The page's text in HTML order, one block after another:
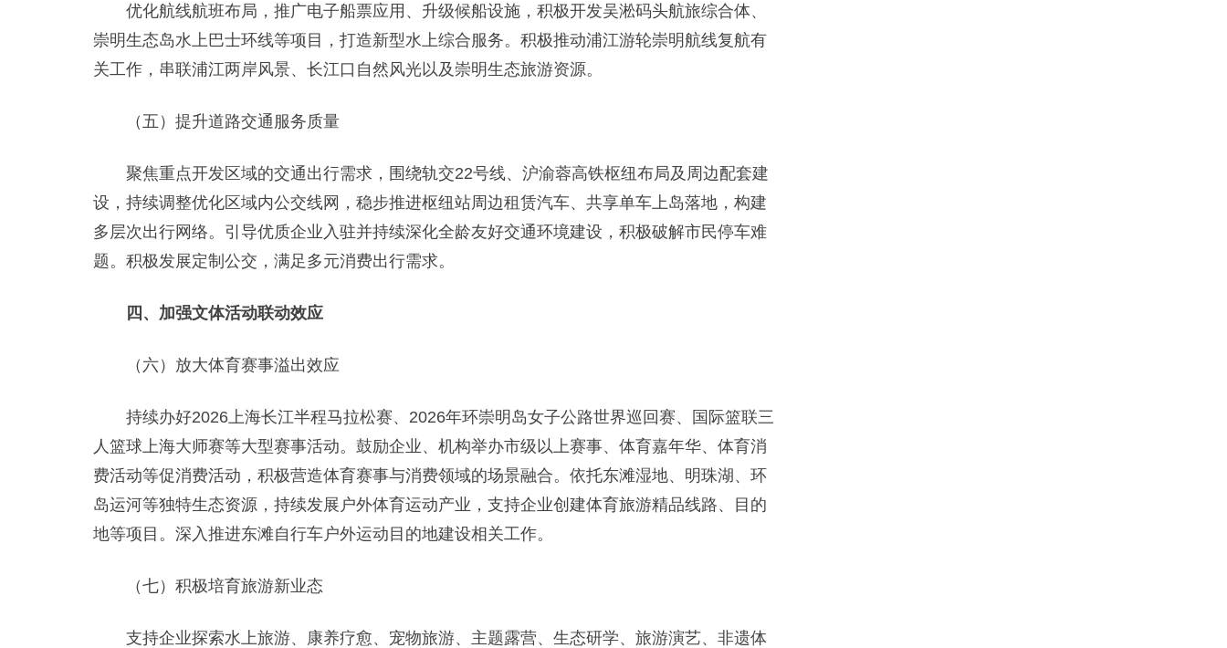
优化航线航班布局，推广电子船票应用、升级候船设施，积极开发吴淞码头航旅综合体、
崇明生态岛水上巴士环线等项目，打造新型水上综合服务。积极推动浦江游轮崇明航线复航有
关工作，串联浦江两岸风景、长江口自然风光以及崇明生态旅游资源。
（五）提升道路交通服务质量
聚焦重点开发区域的交通出行需求，围绕轨交22号线、沪渝蓉高铁枢纽布局及周边配套建
设，持续调整优化区域内公交线网，稳步推进枢纽站周边租赁汽车、共享单车上岛落地，构建
多层次出行网络。引导优质企业入驻并持续深化全龄友好交通环境建设，积极破解市民停车难
题。积极发展定制公交，满足多元消费出行需求。
四、加强文体活动联动效应
（六）放大体育赛事溢出效应
持续办好2026上海长江半程马拉松赛、2026年环崇明岛女子公路世界巡回赛、国际篮联三
人篮球上海大师赛等大型赛事活动。鼓励企业、机构举办市级以上赛事、体育嘉年华、体育消
费活动等促消费活动，积极营造体育赛事与消费领域的场景融合。依托东滩湿地、明珠湖、环
岛运河等独特生态资源，持续发展户外体育运动产业，支持企业创建体育旅游精品线路、目的
地等项目。深入推进东滩自行车户外运动目的地建设相关工作。
（七）积极培育旅游新业态
支持企业探索水上旅游、康养疗愈、宠物旅游、主题露营、生态研学、旅游演艺、非遗体